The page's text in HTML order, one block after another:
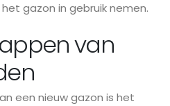
gazon in gebruik nemen.
van
een nieuw gazon is het